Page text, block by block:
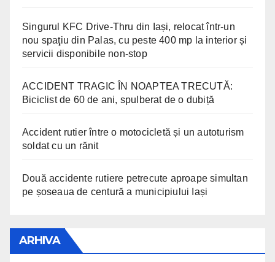
Singurul KFC Drive-Thru din Iași, relocat într-un
nou spaţiu din Palas, cu peste 400 mp la interior și
servicii disponibile non-stop
ACCIDENT TRAGIC ÎN NOAPTEA TRECUTĂ:
Biciclist de 60 de ani, spulberat de o dubiță
Accident rutier între o motocicletă și un autoturism
soldat cu un rănit
Două accidente rutiere petrecute aproape simultan
pe șoseaua de centură a municipiului Iași
ARHIVA